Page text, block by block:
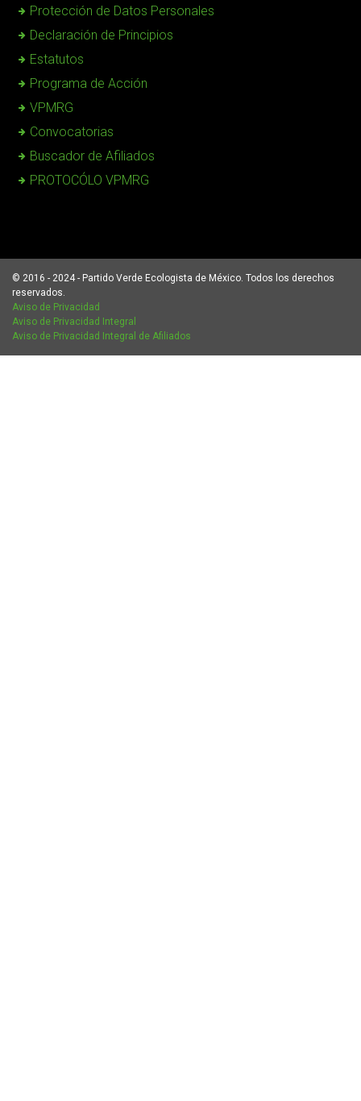
Protección de Datos Personales
Declaración de Principios
Estatutos
Programa de Acción
VPMRG
Convocatorias
Buscador de Afiliados
PROTOCÓLO VPMRG
© 2016 - 2024 - Partido Verde Ecologista de México. Todos los derechos
reservados.
Aviso de Privacidad
Aviso de Privacidad Integral
Aviso de Privacidad Integral de Afiliados